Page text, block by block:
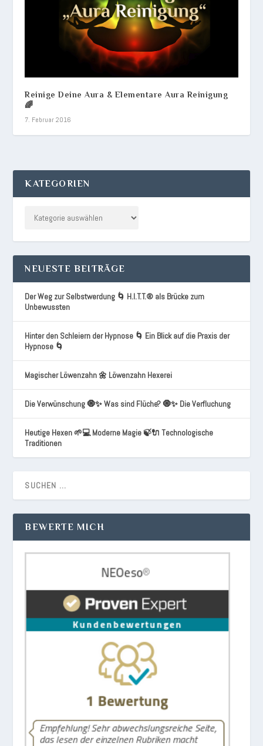
Reinige Deine Aura & Elementare Aura Reinigung
🌈
7. Februar 2016
KATEGORIEN
NEUESTE BEITRÄGE
Der Weg zur Selbstwerdung 🌀 H.I.T.T.® als Brücke zum
Unbewussten
Hinter den Schleiern der Hypnose 🌀 Ein Blick auf die Praxis der
Hypnose 🌀
Magischer Löwenzahn 🌼 Löwenzahn Hexerei
Die Verwünschung 🧿✨ Was sind Flüche? 🧿✨ Die Verfluchung
Heutige Hexen 🌱💻 Moderne Magie 🍃🔌 Technologische
Traditionen
BEWERTE MICH